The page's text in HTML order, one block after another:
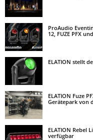
ProAudio
12, FUZE PFX
ELATION stellt
ELATION Fuze
Gerätepark von
ELATION Rebel
verfügbar